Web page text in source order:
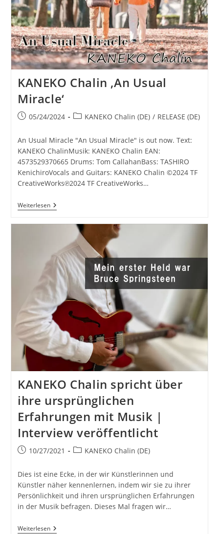
KANEKO Chalin ‚An Usual
Miracle‘
Beitrag05/24/2024
Beitrags-
KANEKO Chalin (DE) / RELEASE (DE)
An Usual Miracle "An Usual Miracle" is out now. Text:
KANEKO ChalinMusik: KANEKO Chalin EAN:
4573529370665 Drums: Tom CallahanBass: TASHIRO
KenichiroVocals and Guitars: KANEKO Chalin ©2024 TF
CreativeWorks℗2024 TF CreativeWorks…
WeiterlesenKANEKO
Chalin
KANEKO Chalin spricht über
ihre ursprünglichen
Erfahrungen mit Musik |
Interview veröffentlicht
Beitrag10/27/2021
Beitrags-
KANEKO Chalin (DE)
Dies ist eine Ecke, in der wir Künstlerinnen und
Künstler näher kennenlernen, indem wir sie zu ihrer
Persönlichkeit und ihren ursprünglichen Erfahrungen
in der Musik befragen. Dieses Mal fragen wir…
WeiterlesenKANEKO